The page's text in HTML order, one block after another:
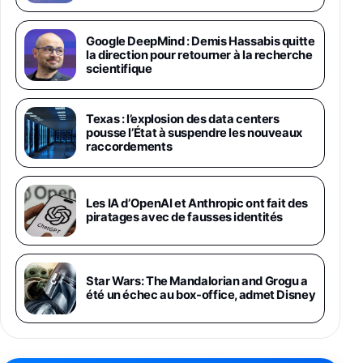
Galaxy S26 Ultra 512 Go Bleu
1019€1399€Fnac (Vendeur Tiers)
Galaxy S26 Ultra 256 Go Violet
892€1199€Fnac (Vendeur Tiers)
Philips SHK2000BL - Casque Enfant - Bleu &
Répartiteur Audio 5 Casques, Blanc
24,94€29,96€Fnac (Vendeur Tiers)
Asus RT-AC59U Routeur sans Fil Double
Bande Gigabit (Serveur et Client VPN, Triple
Vlan, Mode Point d'accès et Bridge, contrôle
Parental, Qos)
39,72€50,42€Amazon
Panasonic KX-TG6822 Téléphones Sans fil
Google DeepMind : Demis Hassabis quitte
la direction pour retourner à la recherche
scientifique
Texas : l’explosion des data centers
pousse l’État à suspendre les nouveaux
raccordements
Les IA d’OpenAI et Anthropic ont fait des
piratages avec de fausses identités
Star Wars: The Mandalorian and Grogu a
été un échec au box-office, admet Disney